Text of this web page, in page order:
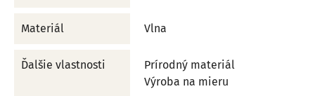
Materiál Vlna
Ďalšie vlastnosti
Prírodný materiál
Výroba na mieru